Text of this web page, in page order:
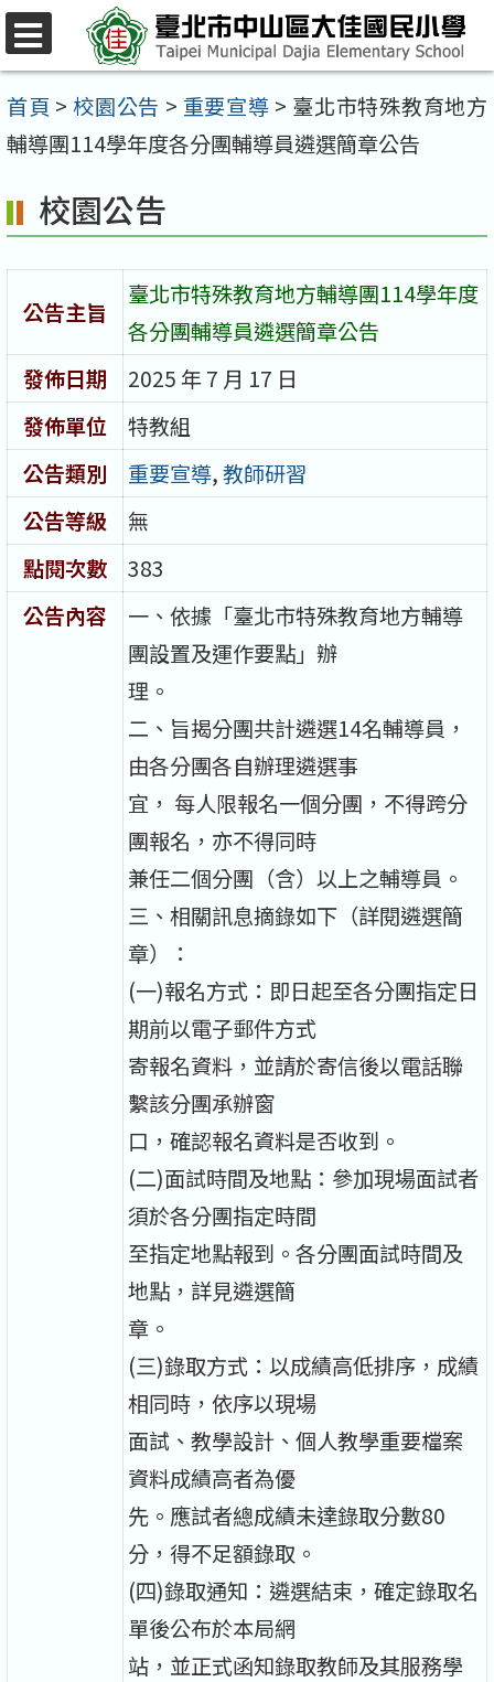
跳
至
主
要
容
區
首頁 > 校園公告 > 重要宣導 > 臺北市特殊教育地方
輔導團114學年度各分團輔導員遴選簡章公告
校園公告
公告主旨
臺北市特殊教育地方輔導團114學年度
各分團輔導員遴選簡章公告
發佈日期
2025 年 7 月 17 日
發佈單位
特教組
公告類別
重要宣導,教師研習
公告等級
無
點閱次數
383
公告內容
一、依據「臺北市特殊教育地方輔導
團設置及運作要點」辦
理。
二、旨揭分團共計遴選14名輔導員，
由各分團各自辦理遴選事
宜， 每人限報名一個分團，不得跨分
團報名，亦不得同時
兼任二個分團（含）以上之輔導員。
三、相關訊息摘錄如下（詳閱遴選簡
章）：
(一)報名方式：即日起至各分團指定日
期前以電子郵件方式
寄報名資料，並請於寄信後以電話聯
繫該分團承辦窗
口，確認報名資料是否收到。
(二)面試時間及地點：參加現場面試者
須於各分團指定時間
至指定地點報到。各分團面試時間及
地點，詳見遴選簡
章。
(三)錄取方式：以成績高低排序，成績
相同時，依序以現場
面試、教學設計、個人教學重要檔案
資料成績高者為優
先。應試者總成績未達錄取分數80
分，得不足額錄取。
(四)錄取通知：遴選結束，確定錄取名
單後公布於本局網
站，並正式函知錄取教師及其服務學
選
單